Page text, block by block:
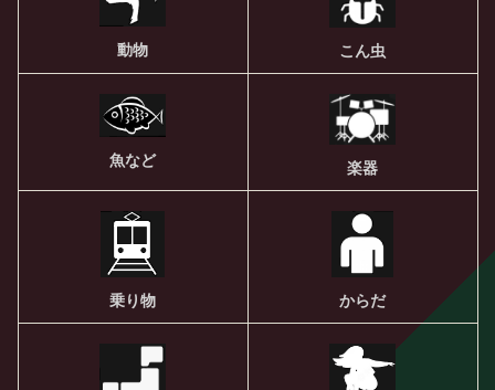
動物 こん虫
魚など 楽器
乗り物 からだ